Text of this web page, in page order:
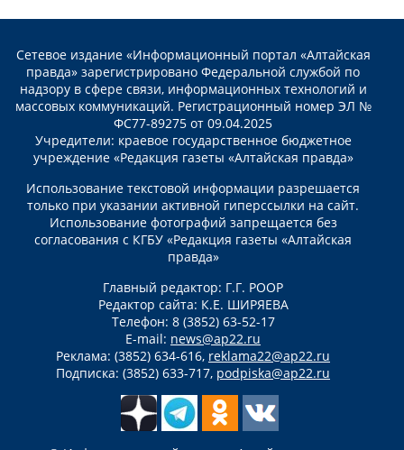
Сетевое издание «Информационный портал «Алтайская
правда» зарегистрировано Федеральной службой по
надзору в сфере связи, информационных технологий и
массовых коммуникаций. Регистрационный номер ЭЛ №
ФС77-89275 от 09.04.2025
Учредители: краевое государственное бюджетное
учреждение «Редакция газеты «Алтайская правда»
Использование текстовой информации разрешается
только при указании активной гиперссылки на сайт.
Использование фотографий запрещается без
согласования с КГБУ «Редакция газеты «Алтайская
правда»
Главный редактор: Г.Г. РООР
Редактор сайта: К.Е. ШИРЯЕВА
Телефон: 8 (3852) 63-52-17
E-mail: news@ap22.ru
Реклама: (3852) 634-616, reklama22@ap22.ru
Подписка: (3852) 633-717, podpiska@ap22.ru